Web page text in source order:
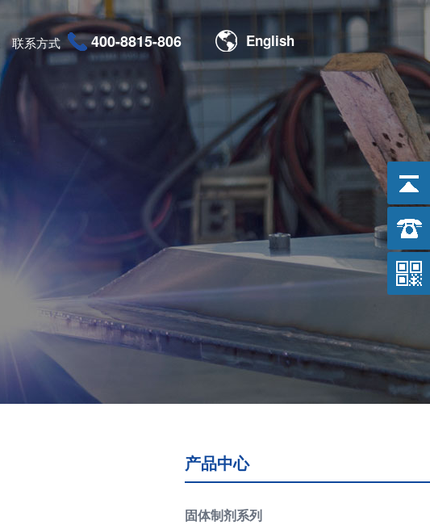
English
400-8815-806
联系方式
产品中心
固体制剂系列